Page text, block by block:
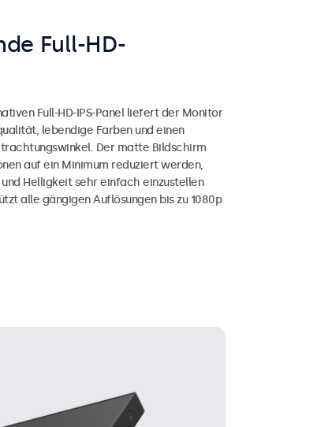
Full-HD-
Full-HD-IPS-Panel liefert der Monitor
lebendige Farben und einen
Der matte Bildschirm
auf ein Minimum reduziert werden,
Helligkeit sehr einfach einzustellen
alle gängigen Auflösungen bis zu 1080p